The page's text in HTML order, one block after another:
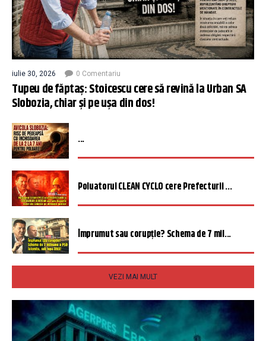
iulie 30, 2026 0 Comentariu
Tupeu de făptaș: Stoicescu cere să revină la Urban SA
Slobozia, chiar și pe ușa din dos!
...
Poluatorul CLEAN CYCLO cere Prefecturii ...
Împrumut sau corupție? Schema de 7 mil...
VEZI MAI MULT